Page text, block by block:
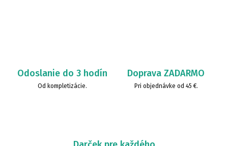
Odoslanie do 3 hodín
Od kompletizácie.
Doprava ZADARMO
Pri objednávke od 45 €.